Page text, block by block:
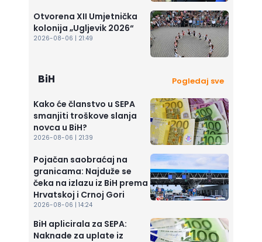
Otvorena XII Umjetnička
kolonija „Ugljevik 2026“
2026-08-06 | 21:49
BiH Pogledaj sve
Kako će članstvo u SEPA
smanjiti troškove slanja
novca u BiH?
2026-08-06 | 21:39
Pojačan saobraćaj na
granicama: Najduže se
čeka na izlazu iz BiH prema
Hrvatskoj i Crnoj Gori
2026-08-06 | 14:24
BiH aplicirala za SEPA:
Naknade za uplate iz